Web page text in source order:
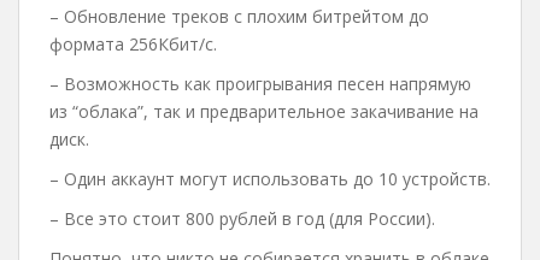
– Обновление треков с плохим битрейтом до
формата 256Кбит/с.
– Возможность как проигрывания песен напрямую
из “облака”, так и предварительное закачивание на
диск.
– Один аккаунт могут использовать до 10 устройств.
– Все это стоит 800 рублей в год (для России).